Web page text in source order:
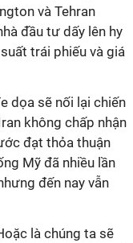
và Tehran
đầu tư dấy lên hy
trái phiếu và giá
dọa sẽ nối lại chiến
không chấp nhận
đạt thỏa thuận
Mỹ đã nhiều lần
đến nay vẫn
là chúng ta sẽ